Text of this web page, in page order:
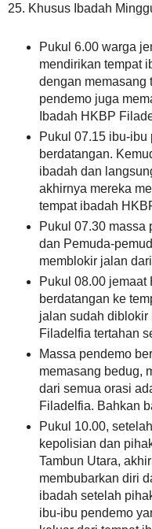
25. Khusus Ibadah
Pukul 6.00 warga
mendirikan tempat
dengan memasang
pendemo juga
Ibadah HKBP
Pukul 07.15 ibu-ibu
berdatangan.
ibadah dan
akhirnya mereka
tempat ibadah
Pukul 07.30 massa
dan Pemuda-
memblokir jalan
Pukul 08.00
berdatangan ke
jalan sudah diblokir
Filadelfia tertahan
Massa pendemo
memasang bedug,
dari semua orasi
Filadelfia. Bahkan
Pukul 10.00,
kepolisian dan
Tambun Utara,
membubarkan diri
ibadah setelah
ibu-ibu pendemo